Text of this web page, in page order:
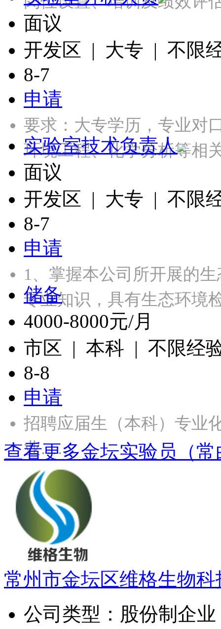
面议
开发区 | 大专 | 不限
8-7
申请
要求：大专学历，专业对
环境工程、化学分析等
实验室技术负责人
面议
开发区 | 大专 | 不限
8-7
申请
1、掌握本公司所开展的
专业知识，具有生态环
储备
4000-8000元/月
市区 | 本科 | 不限经
8-8
申请
招聘应届生（本科）专业
业……
查看更多金坛实验员（
常州市金坛区维格生物
公司类型： 股份制企业